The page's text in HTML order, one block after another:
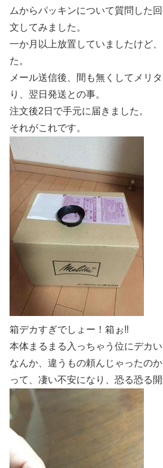
ムからパッキンについて質問した
文してみました。
一か月以上放置していましたけど
た。
メール送信後、間も無くしてメリ
り、翌日発送との事。
注文後2日で手元に届きました。
それがこれです。
箱デカすぎでしょー！箱ぉ‼︎
本体まるまる入っちゃう位にデカ
なんか、違うもの頼んじゃったのか
って、凄い不安になり、恐る恐る